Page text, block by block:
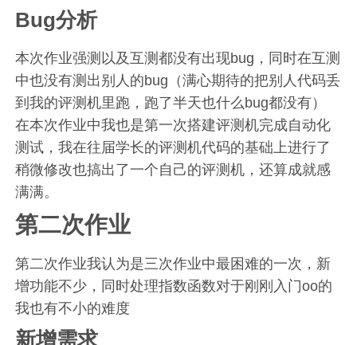
Bug分析
本次作业强测以及互测都没有出现bug，同时在互测
中也没有测出别人的bug（满心期待的把别人代码丢
到我的评测机里跑，跑了半天也什么bug都没有）
在本次作业中我也是第一次搭建评测机完成自动化
测试，我在往届学长的评测机代码的基础上进行了
稍微修改也搞出了一个自己的评测机，还算成就感
满满。
第二次作业
第二次作业我认为是三次作业中最困难的一次，新
增功能不少，同时处理指数函数对于刚刚入门oo的
我也有不小的难度
新增需求